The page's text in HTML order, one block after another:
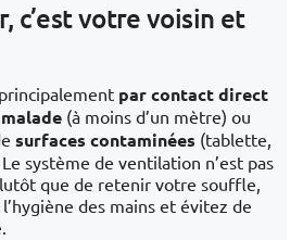
c’est votre voisin et
par contact direct
(à moins d’un mètre) ou
surfaces contaminées (tablette,
système de ventilation n’est pas
que de retenir votre souffle,
des mains et évitez de